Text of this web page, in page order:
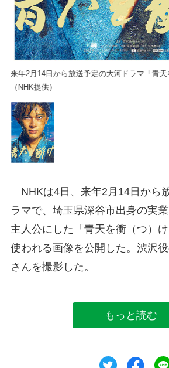
来年2月14日から放送予定の大河ドラマ「青
（NHK提供）
NHKは4日、来年2月14日から
ラマで、埼玉県深谷市出身の実
主人公にした「青天を衝（つ）
使われる画像を公開した。渋沢
さんを撮影した。
もっと読む
ツイートシェ